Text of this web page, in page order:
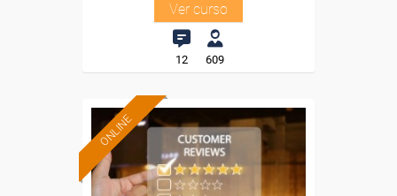
Ver curso
12 609
ONLINE